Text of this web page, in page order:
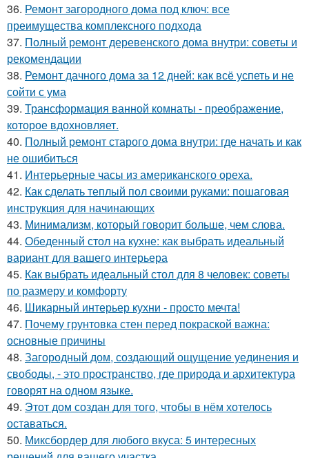
36. Ремонт загородного дома под ключ: все
преимущества комплексного подхода
37. Полный ремонт деревенского дома внутри: советы и
рекомендации
38. Ремонт дачного дома за 12 дней: как всё успеть и не
сойти с ума
39. Трансформация ванной комнаты - преображение,
которое вдохновляет.
40. Полный ремонт старого дома внутри: где начать и как
не ошибиться
41. Интерьерные часы из американского ореха.
42. Как сделать теплый пол своими руками: пошаговая
инструкция для начинающих
43. Минимализм, который говорит больше, чем слова.
44. Обеденный стол на кухне: как выбрать идеальный
вариант для вашего интерьера
45. Как выбрать идеальный стол для 8 человек: советы
по размеру и комфорту
46. Шикарный интерьер кухни - просто мечта!
47. Почему грунтовка стен перед покраской важна:
основные причины
48. Загородный дом, создающий ощущение уединения и
свободы, - это пространство, где природа и архитектура
говорят на одном языке.
49. Этот дом создан для того, чтобы в нём хотелось
оставаться.
50. Миксбордер для любого вкуса: 5 интересных